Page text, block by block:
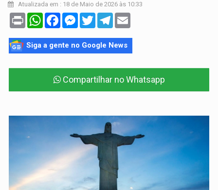
Atualizada em : 18 de Maio de 2026 às 10:33
Print WhatsAppFacebookMessenger
TwitterTelegram
Siga a gente no Google News
Compartilhar no Whatsapp